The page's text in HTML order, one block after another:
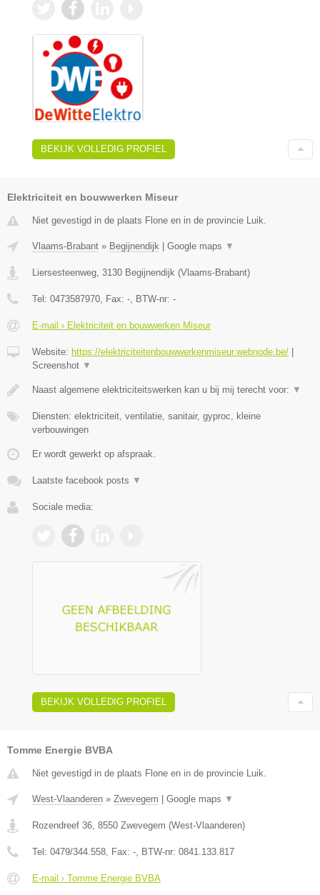
BEKIJK VOLLEDIG PROFIEL
Elektriciteit en bouwwerken Miseur
Niet gevestigd in de plaats Flone en in de provincie Luik.
Vlaams-Brabant » Begijnendijk Google maps ▼
Liersesteenweg 3130 Begijnendijk (Vlaams-Brabant)
Tel: 0473587970 , Fax: - , BTW-nr: -
E-mail › Elektriciteit en bouwwerken Miseur
Website: https://elektriciteitenbouwwerkenmiseur.webnode.be/
Screenshot ▼
Naast algemene elektriciteitswerken kan u bij mij terecht voor: ▼
Diensten: elektriciteit, ventilatie, sanitair, gyproc, kleine
verbouwingen
Er wordt gewerkt op afspraak.
Laatste facebook posts ▼
Sociale media:
BEKIJK VOLLEDIG PROFIEL
Tomme Energie BVBA
Niet gevestigd in de plaats Flone en in de provincie Luik.
West-Vlaanderen » Zwevegem | Google maps ▼
Rozendreef 36 8550 Zwevegem (West-Vlaanderen)
Tel: 0479/344.558 , Fax: - , BTW-nr: 0841.133.817
E-mail › Tomme Energie BVBA